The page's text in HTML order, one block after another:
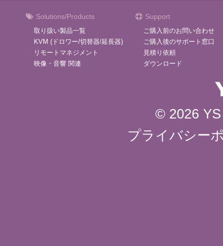
Solutions/Products
取り扱い製品一覧
KVM (ドロワー/切替器/延長器)
リモートマネジメント
映像・音響 関連
Support
ご購入前のお問い合わせ
ご購入後のサポート窓口
見積り依頼
ダウンロード
© 2026
プライバシー